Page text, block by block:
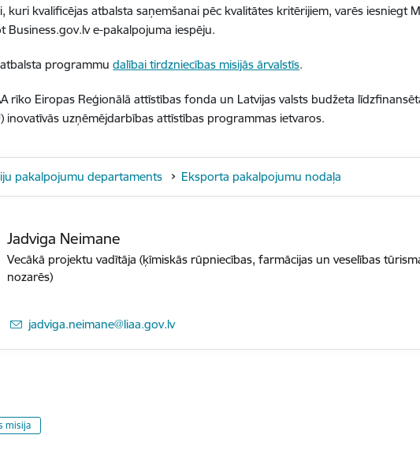
kuri kvalificējas atbalsta saņemšanai pēc kvalitātes kritērijiem, varēs iesniegt
Business.gov.lv e-pakalpojuma iespēju.
programmudalībai tirdzniecības misijās ārvalstīs.
rīko Eiropas Reģionālā attīstības fonda un Latvijas valsts budžeta
inovatīvās uzņēmējdarbības attīstības programmas ietvaros.
pakalpojumu departaments Eksporta pakalpojumu nodaļa
Jadviga Neimane
Vecākā projektu vadītāja (ķīmiskās rūpniecības, farmācijas un veselības
nozarēs)
E-pasts:
jadviga.neimane@liaa.gov.lv
misija